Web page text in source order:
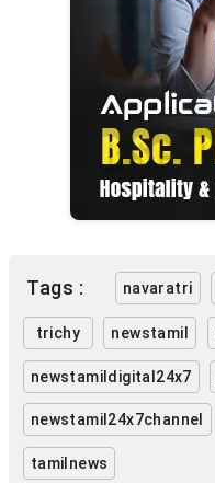
Tags : navaratri
trichy newstamil
newstamildigital24x7
newstamil24x7channel
tamilnews